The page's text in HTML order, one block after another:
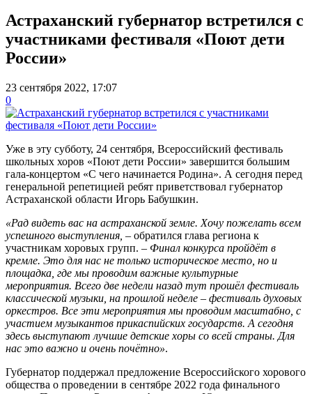
Астраханский губернатор встретился с
участниками фестиваля «Поют дети
России»
23 сентября 2022, 17:07
0
Уже в эту субботу, 24 сентября, Всероссийский фестиваль
школьных хоров «Поют дети России» завершится большим
гала-концертом «С чего начинается Родина». А сегодня перед
генеральной репетицией ребят приветствовал губернатор
Астраханской области Игорь Бабушкин.
«Рад видеть вас на астраханской земле. Хочу пожелать всем
успешного выступления, – обратился глава региона к
участникам хоровых групп. – Финал конкурса пройдёт в
кремле. Это для нас не только историческое место, но и
площадка, где мы проводим важные культурные
мероприятия. Всего две недели назад тут прошёл фестиваль
классической музыки, на прошлой неделе – фестиваль духовых
оркестров. Все эти мероприятия мы проводим масштабно, с
участием музыкантов прикаспийских государств. А сегодня
здесь выступают лучшие детские хоры со всей страны. Для
нас это важно и очень почётно».
Губернатор поддержал предложение Всероссийского хорового
общества о проведении в сентябре 2022 года финального